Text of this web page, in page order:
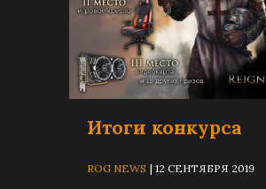
Итоги конкурса
ROG NEWS | 12 СЕНТЯБРЯ 2019